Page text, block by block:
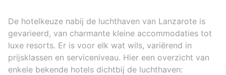
De hotelkeuze nabij de luchthaven van Lanzarote is
gevarieerd, van charmante kleine accommodaties tot
luxe resorts. Er is voor elk wat wils, variërend in
prijsklassen en serviceniveau. Hier een overzicht van
enkele bekende hotels dichtbij de luchthaven: